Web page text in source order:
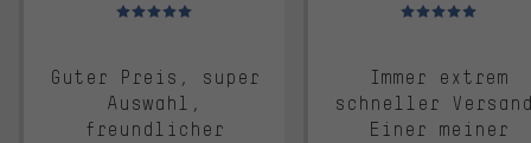
Bewertungen: 5 von 5
Guter Preis, super
Auswahl,
freundlicher
Bewertungen: 5 von 5
Immer extrem
schneller
Einer meiner